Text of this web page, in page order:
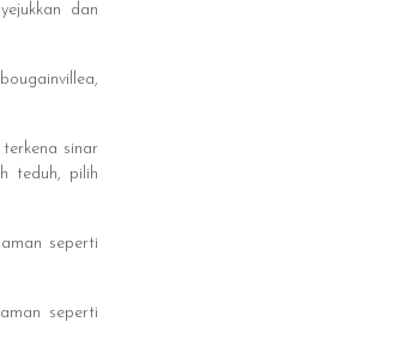
dan
sinar
teduh, pilih
seperti
seperti